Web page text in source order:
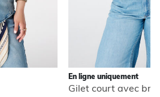
En ligne uniquement
Gilet court avec